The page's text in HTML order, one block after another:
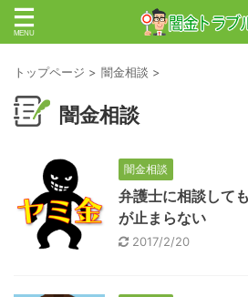
トップページ > 闇金相談 >
闇金相談
闇金相談
弁護士に相談して
が止まらない
2017/2/20